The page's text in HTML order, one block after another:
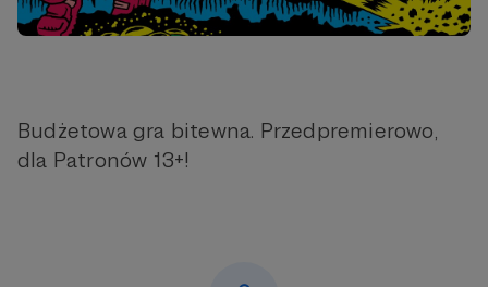
Budżetowa gra bitewna. Przedpremierowo,
dla Patronów 13+!